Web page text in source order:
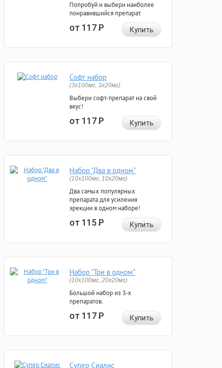
Попробуй и выбери наиболее
понравившийся препарат.
от 117Р Купить
Софт набор
(3x100мг, 3x20мг)
Выбери софт-препарат на свой
вкус!
от 117Р Купить
Набор "Два в одном"
(10x100мг, 10x20мг)
Два самых популярных
препарата для усиления
эрекции в одном наборе!
от 115Р Купить
Набор "Три в одном"
(10x100мг, 20x20мг)
Большой набор из 3-х
препаратов.
от 117Р Купить
Супер Сиалис